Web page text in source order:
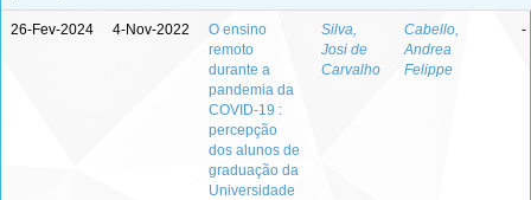
26-Fev-2024 4-Nov-2022
O ensino
remoto
durante a
pandemia da
COVID-19 :
percepção
dos alunos de
graduação da
Universidade
Silva,
Josi de
Carvalho
Cabello,
Andrea
Felippe
-